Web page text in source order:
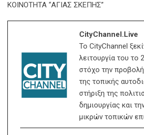
ΚΟΙΝΟΤΗΤΑ “ΑΓΙΑΣ ΣΚΕΠΗΣ”
CityChannel.live
Το CityChannel
λειτουργία του το
στόχο την
της τοπικής
στήριξη της
δημιουργίας και
μικρών τοπικών